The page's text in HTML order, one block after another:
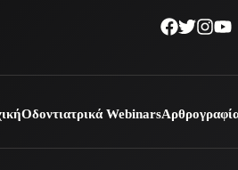
Οδοντιατρικά Webinars